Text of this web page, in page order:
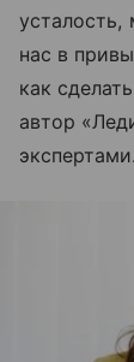
нас в
как
автор
экспертами.